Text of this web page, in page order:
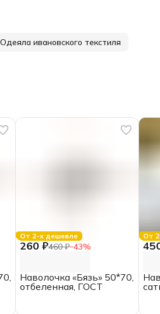
Одеяла ивановского текстиля
От 2-х дешевле
260 ₽460 ₽−43%
Наволочка «Бязь» 50*70,
отбеленная, ГОСТ
От